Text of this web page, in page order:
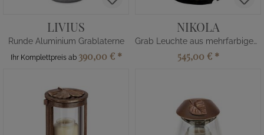
LIVIUS
Runde Aluminium Grablaterne
Ihr Komplettpreis ab 390,00 € *
NIKOLA
Grab Leuchte aus mehrfarbigem Stein
545,00 € *